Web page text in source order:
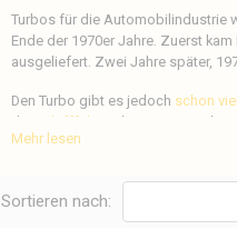
Turbos für die Automobilindustrie
Ende der 1970er Jahre. Zuerst
ausgeliefert. Zwei Jahre später,
Den Turbo gibt es jedoch schon
der
Schifffahrt oder im Agrarsektor
wir auch ein vielfältiges Angebot
sindBorgWarner
Mehr lesen
Sortieren nach: